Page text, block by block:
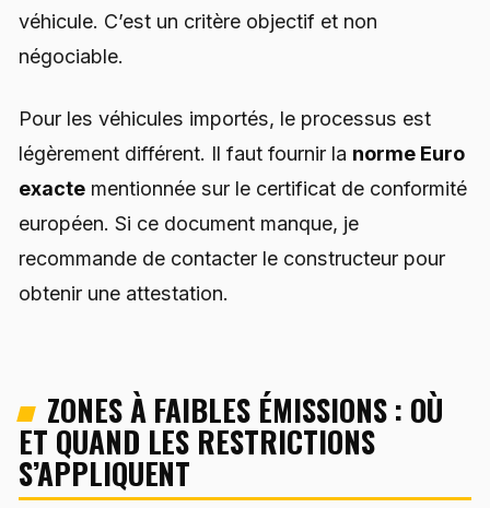
véhicule. C’est un critère objectif et non
négociable.
Pour les véhicules importés, le processus est
légèrement différent. Il faut fournir la norme Euro
exacte mentionnée sur le certificat de conformité
européen. Si ce document manque, je
recommande de contacter le constructeur pour
obtenir une attestation.
ZONES À FAIBLES ÉMISSIONS : OÙ
ET QUAND LES RESTRICTIONS
S’APPLIQUENT